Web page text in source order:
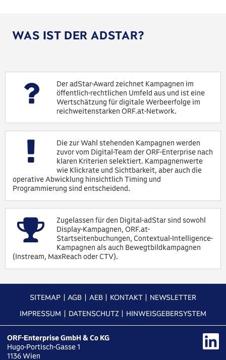
WAS IST DER ADSTAR?
Der adStar-Award zeichnet Kampagnen im
öffentlich-rechtlichen Umfeld aus und ist eine
Wertschätzung für digitale Werbeerfolge im
reichweitenstarken ORF.at-Network.
Die zur Wahl stehenden Kampagnen werden
zuvor vom Digital-Team der ORF-Enterprise nach
klaren Kriterien selektiert. Kampagnenwerte
wie Klickrate und Sichtbarkeit, aber auch die
operative Abwicklung hinsichtlich Timing und
Programmierung sind entscheidend.
Zugelassen für den Digital-adStar sind sowohl
Display-Kampagnen, ORF.at-
Startseitenbuchungen, Contextual-Intelligence-
Kampagnen als auch Bewegtbildkampagnen
(Instream, MaxReach oder CTV).
SITEMAP AGB AEB KONTAKT
NEWSLETTER
IMPRESSUM
DATENSCHUTZ HINWEISGEBERSYSTEM
ORF-Enterprise GmbH & Co KG
Hugo-Portisch-Gasse 1
1136Wien